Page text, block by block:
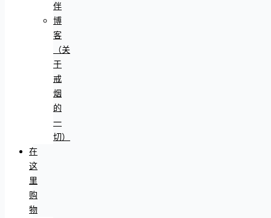
伴
博
客
（关
于
戒
烟
的
一
切）
在
这
里
购
物